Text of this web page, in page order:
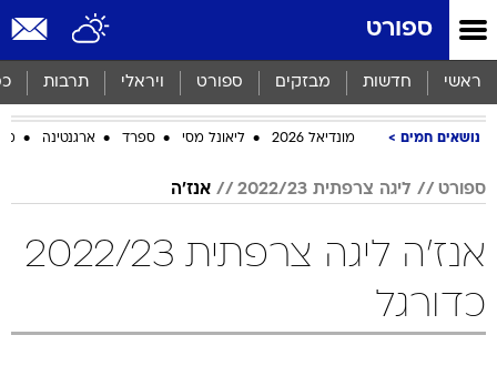
ספורט
ראשי חדשות מבזקים ספורט ויראלי תרבות
נושאים חמים מונדיאל 2026 ליאונל מסי ספרד ארגנטינה
ספורט ליגה צרפתית 2022/23 אנז'ה
אנז'ה ליגה צרפתית 2022/23
כדורגל